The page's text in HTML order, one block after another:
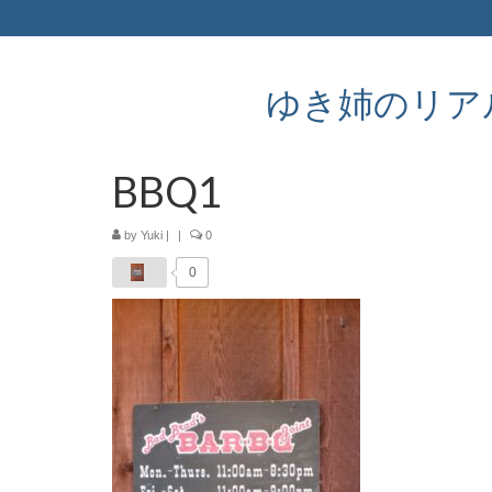
ゆき姉のリア
BBQ1
by Yuki | | 0
0